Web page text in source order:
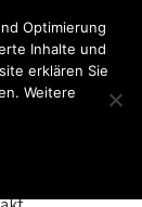
- 1400
Optimierung
Inhalte und
erklären Sie
Weitere